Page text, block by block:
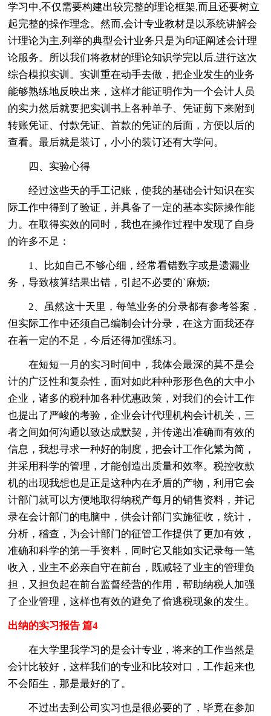
学习中,不仅需要构建出较完整的理论框架,而且还要树立
起完整的操作理念。然而,会计专业教材是以系统讲解会
计理论为主,列举的典型会计业务只是为印证阐述会计理
论服务。所以我们将教材的理论知识学完以后,进行这次
综合模拟实训。实训重在动手去做，把企业发生的业务
能够熟练地反映出来，这样才能证明作为一个会计人员
的实力然后就要把实训书上各种单子、凭证剪下来附到
转账凭证、付款凭证、首款的凭证的后面，方便以后的
查看。最后就是装订，小小的装订还有大学问。
四、实验心得
经过这些天的手工记账，使我的基础会计知识在实
际工作中得到了验证，并具备了一定的基本实际操作能
力。在取得实效的同时，我也在操作过程中发现了自身
的许多不足：
1、比如自己不够心细，经常看错数字或是遗漏业
务，导致核算结果出错，引起不必要的`麻烦;
2、虽然这十天里，每笔业务的分录都有参考答案，
但实际工作中还须自己编制会计分录，在这方面我还存
在着一定的不足，今后还得加强练习。
在短短一月的实习时间中，我体会最深的莫不是会
计的广泛性和复杂性，面对如此种种形形色色的大中小
企业，诸多的税种加各种优惠政策，对我们的会计工作
也提出了严峻的考验，企业会计代理机构会计机关，三
者之间如何沟通以致达成默契，并传递出准确而有效的
信息，我想寻求一种好的制度，把会计工作化繁为简，
并采用科学的管理，才能创造出质量和效率。税控收款
机的出现我想也是正是这种内在矛盾的产物，利用它会
计部门就可以方便地取得纳税产每月的销售资料，并记
录在会计部门的电脑中，供会计部门实施征收，统计，
分析，稽查，为会计部门的征管工作提供了更加有效，
准确和科学的第一手资料，同时它又能如实记录每一笔
收入，业主不必亲自守在前台，既减轻了业主的管理负
担，又担负起在前台监督经营的作用，帮助纳税人加强
了企业管理，这样也有效的避免了偷逃税现象的发生。
出纳的实习报告 篇4
在大学里我学习的是会计专业，将来的工作当然是
会计比较好，这样我们的专业和比较对口，工作起来也
不会陌生，那是最好的了。
不过出去到公司实习也是很必要的了，毕竟在参加